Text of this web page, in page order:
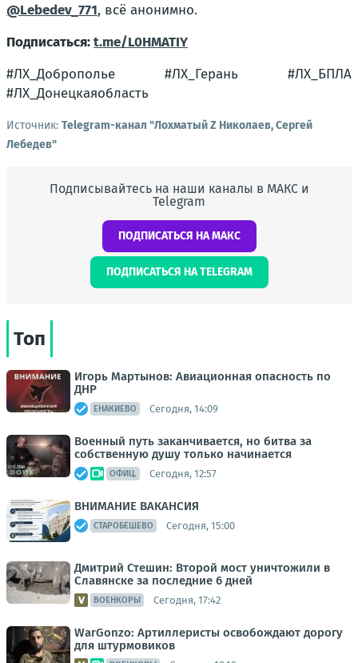
@Lebedev_771, всё анонимно.
Подписаться:t.me/L0HMATIY
#ЛХ_Доброполье #ЛХ_Герань #ЛХ_БПЛА
#ЛХ_Донецкаяобласть
Источник: Telegram-канал "Лохматый Z Николаев, Сергей
Лебедев"
Подписывайтесь на наши каналы в МАКС и
Telegram
ПОДПИСАТЬСЯ НА МАКС
ПОДПИСАТЬСЯ НА TELEGRAM
Топ
Игорь Мартынов: Авиационная опасность по
ДНР
ЕНАКИЕВО Сегодня, 14:09
Военный путь заканчивается, но битва за
собственную душу только начинается
ОФИЦ. Сегодня, 12:57
ВНИМАНИЕ ВАКАНСИЯ
СТАРОБЕШЕВО Сегодня, 15:00
Дмитрий Стешин: Второй мост уничтожили в
Славянске за последние 6 дней
ВОЕНКОРЫ Сегодня, 17:42
WarGonzo: Артиллеристы освобождают дорогу
для штурмовиков